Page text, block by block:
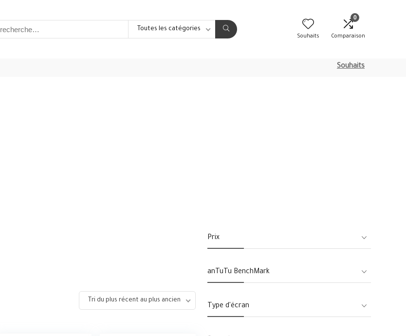
Toutes les catégories
Souhaits
0
Comparaison
Souhaits
Tri du plus récent au plus ancien
Prix
anTuTu BenchMark
Type d'écran